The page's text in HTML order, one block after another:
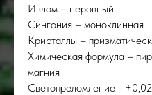
Излом – неровный
Сингония – моноклинная
Кристаллы –
Химическая формула –
магния
Светопреломление -